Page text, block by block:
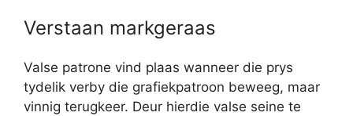
Verstaan ​​markgeraas
Valse patrone vind plaas wanneer die prys
tydelik verby die grafiekpatroon beweeg, maar
vinnig terugkeer. Deur hierdie valse seine te